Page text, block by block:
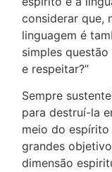
considerar que,
linguagem é
simples
e respeitar?”
Sempre
para destruí-la
meio do
grandes
dimensão